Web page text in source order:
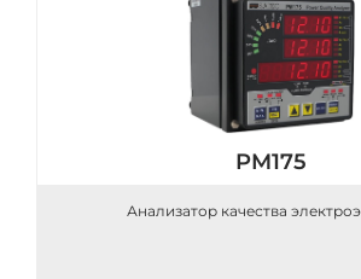
PM175
Анализатор качества